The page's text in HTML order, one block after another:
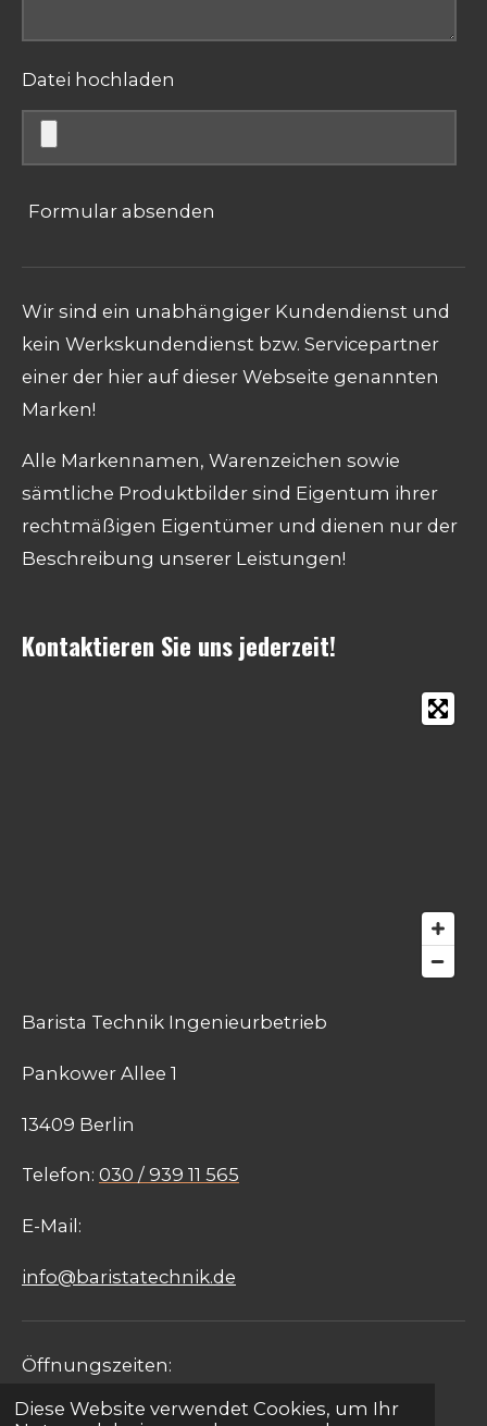
Diese Website verwendet Cookies, um Ihr
Datei hochladen
Formular absenden
Wir sind ein unabhängiger Kundendienst und
kein Werkskundendienst bzw. Servicepartner
einer der hier auf dieser Webseite genannten
Marken!
Alle Markennamen, Warenzeichen sowie
sämtliche Produktbilder sind Eigentum ihrer
rechtmäßigen Eigentümer und dienen nur der
Beschreibung unserer Leistungen!
Kontaktieren Sie uns jederzeit!
Barista Technik Ingenieurbetrieb
Pankower Allee 1
13409 Berlin
Telefon: 030 / 939 11 565
E-Mail:
info@baristatechnik.de
Öffnungszeiten:
Montag - Freitag: 09:00 - 17:00 Uhr